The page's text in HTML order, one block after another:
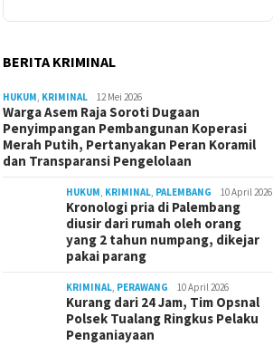
BERITA KRIMINAL
HUKUM, KRIMINAL 12 Mei 2026
Warga Asem Raja Soroti Dugaan
Penyimpangan Pembangunan Koperasi
Merah Putih, Pertanyakan Peran Koramil
dan Transparansi Pengelolaan
HUKUM, KRIMINAL, PALEMBANG 10 April 2026
Kronologi pria di Palembang
diusir dari rumah oleh orang
yang 2 tahun numpang, dikejar
pakai parang
KRIMINAL, PERAWANG 10 April 2026
Kurang dari 24 Jam, Tim Opsnal
Polsek Tualang Ringkus Pelaku
Penganiayaan